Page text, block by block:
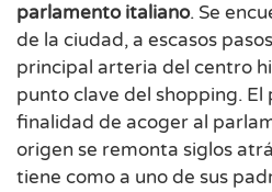
parlamento italiano. Se
de la ciudad, a escasos
principal arteria del centro
punto clave del shopping. El
finalidad de acoger al
origen se remonta siglos
tiene como a uno de sus